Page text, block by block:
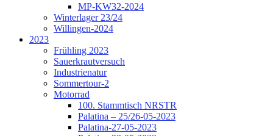
MP-KW32-2024
Winterlager 23/24
Willingen-2024
2023
Frühling 2023
Sauerkrautversuch
Industrienatur
Sommertour-2
Motorrad
100. Stammtisch NRSTR
Palatina – 25/26-05-2023
Palatina-27-05-2023